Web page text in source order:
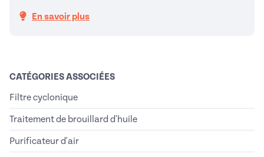
En savoir plus
CATÉGORIES ASSOCIÉES
Filtre cyclonique
Traitement de brouillard d'huile
Purificateur d'air